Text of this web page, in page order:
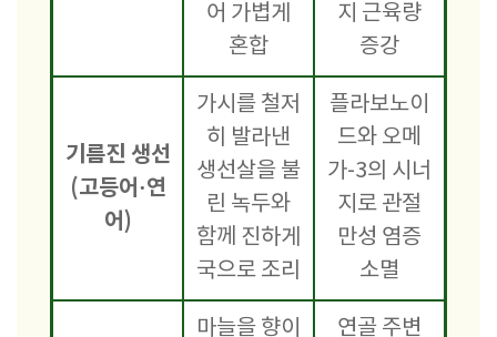
어 가볍게
혼합
지 근육량
증강
기름진 생선
(고등어·연
어)
가시를 철저
히 발라낸
생선살을 불
린 녹두와
함께 진하게
국으로 조리
플라보노이
드와 오메
가-3의 시너
지로 관절
만성 염증
소멸
마늘을 향이
연골 주변